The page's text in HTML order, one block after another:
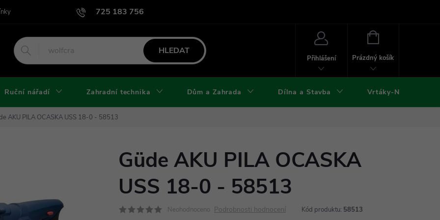
725 183 756
Podmínky užití webu Podmínky ochrany osobních údajů a cookies
HLEDAT
Přihlášení
NÁKUPNÍ
Prázdný košík
Ruční nářadí Zahradní technika Dům a Zahrada Dílna a Stavba Vrtáky-Nástroje
AKU PILA OCASKA USS 18-0 - 58513
Güde AKU PILA OCASKA
USS 18-0 - 58513
Neohodnoceno Podrobnosti hodnocení Kód produktu: 58513